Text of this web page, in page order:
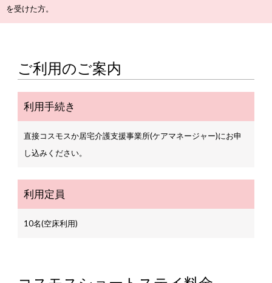
を受けた方。
ご利用のご案内
利用手続き
直接コスモスか居宅介護支援事業所(ケアマネージャー)にお申
し込みください。
利用定員
10名(空床利用)